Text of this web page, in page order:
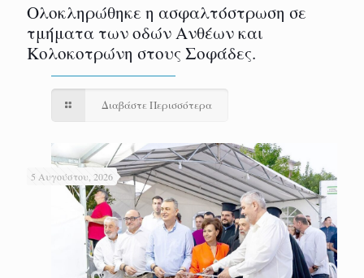
Ολοκληρώθηκε η ασφαλτόστρωση σε
τμήματα των οδών Ανθέων και
Κολοκοτρώνη στους Σοφάδες.
Διαβάστε Περισσότερα
5 Αυγούστου, 2026